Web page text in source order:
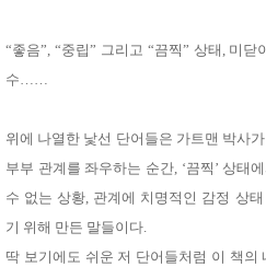
건조식
품
농산품
아
DVD
유아 보
판)
조형물
DIY
유아 이
“좋음”, “중립” 그리고 “끔찍” 상태, 미
수……
위에 나열한 낯선 단어들은 가트맨 박사
부부 관계를 좌우하는 순간, ‘끔찍’ 상태
수 없는 상황, 관계에 치명적인 감정 상
기 위해 만든 말들이다.
딱 보기에도 쉬운 저 단어들처럼 이 책의